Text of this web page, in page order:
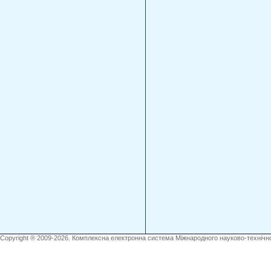
Copyright ® 2009-2026. Комплексна електронна система Міжнародного науково-